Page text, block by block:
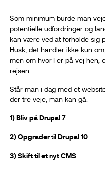
Som minimum burde man
potentielle udfordringer og
kan være ved at forholde sig
Husk, det handler ikke kun
men om hvor I er på vej hen,
rejsen.
Står man i dag med et
der tre veje, man kan gå:
1) Bliv på Drupal 7
2) Opgrader til Drupal 10
3) Skift til et nyt CMS